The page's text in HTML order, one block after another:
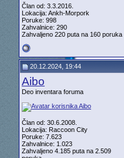
Član od: 3.3.2016.
Lokacija: Ankh-Morpork
Poruke: 998
Zahvalnice: 290
Zahvaljeno 220 puta na 160 poruka
20.12.2024, 19:44
Aibo
Deo inventara foruma
Član od: 30.6.2008.
Lokacija: Raccoon City
Poruke: 7.623
Zahvalnice: 1.023
Zahvaljeno 4.185 puta na 2.509